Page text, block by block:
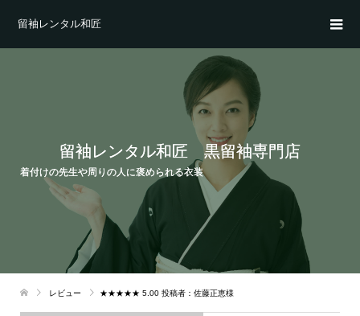
留袖レンタル和匠
留袖レンタル和匠 黒留袖専門店
着付けの先生や周りの人に褒められる衣装
レビュー ★★★★★ 5.00 投稿者：佐藤正恵様